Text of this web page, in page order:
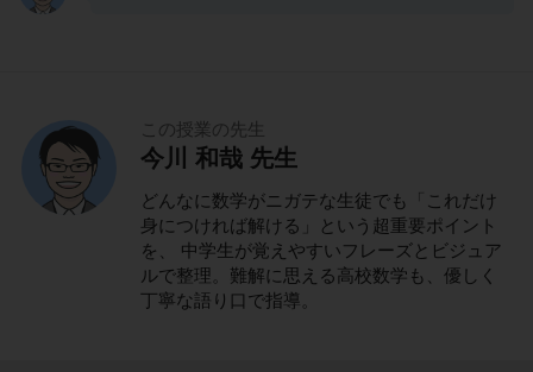
この授業の先生
今川 和哉 先生
どんなに数学がニガテな生徒でも「これだけ
身につければ解ける」という超重要ポイント
を、 中学生が覚えやすいフレーズとビジュア
ルで整理。難解に思える高校数学も、優しく
丁寧な語り口で指導。